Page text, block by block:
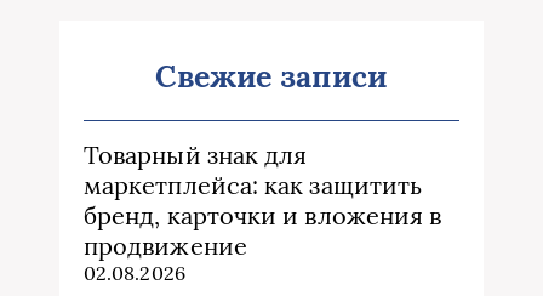
Свежие записи
Товарный знак для
маркетплейса: как защитить
бренд, карточки и вложения в
продвижение
02.08.2026